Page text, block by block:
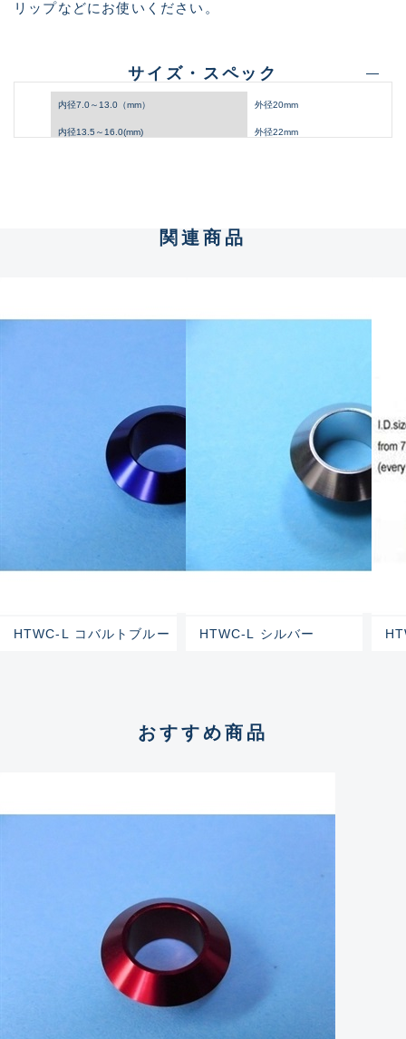
リップなどにお使いください。
サイズ・スペック
内径7.0～13.0（mm） 外径20mm
内径13.5～16.0(mm) 外径22mm
関連商品
HTWC-L コバルトブルー HTWC-L シルバー
おすすめ商品